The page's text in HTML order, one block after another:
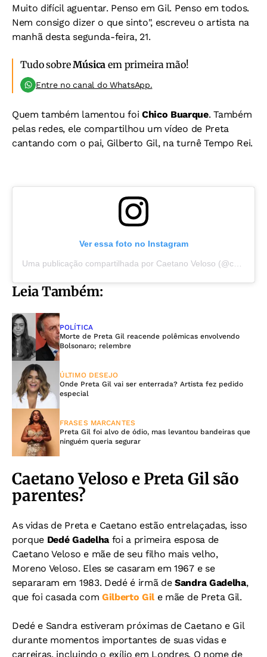
Muito difícil aguentar. Penso em Gil. Penso em todos.
Nem consigo dizer o que sinto", escreveu o artista na
manhã desta segunda-feira, 21.
Tudo sobreMúsica em primeira mão!
Entre no canal do WhatsApp.
Quem também lamentou foi Chico Buarque. Também
pelas redes, ele compartilhou um vídeo de Preta
cantando com o pai, Gilberto Gil, na turnê Tempo Rei.
Ver essa foto no Instagram
Leia Também:
POLÍTICA
Morte de Preta Gil reacende polêmicas envolvendo
Bolsonaro; relembre
ÚLTIMO DESEJO
Onde Preta Gil vai ser enterrada? Artista fez pedido
especial
FRASES MARCANTES
Preta Gil foi alvo de ódio, mas levantou bandeiras que
ninguém queria segurar
Caetano Veloso e Preta Gil são
parentes?
As vidas de Preta e Caetano estão entrelaçadas, isso
porque Dedé Gadelhafoi a primeira esposa de
Caetano Veloso e mãe de seu filho mais velho,
Moreno Veloso. Eles se casaram em 1967 e se
separaram em 1983. Dedé é irmã deSandra Gadelha,
que foi casada com Gilberto Gile mãe de Preta Gil.
Dedé e Sandra estiveram próximas de Caetano e Gil
durante momentos importantes de suas vidas e
carreiras, incluindo o exílio em Londres. O nome de